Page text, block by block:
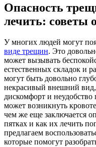
Опасность
лечить: советы
У многих людей могут
виде трещин. Это
может вызывать
естественных складок и
могут быть довольно
некрасивый внешний вид,
дискомфорт и
может возникнуть
чем же еще заключается
пятках и как их лечить
предлагаем
которые помогут